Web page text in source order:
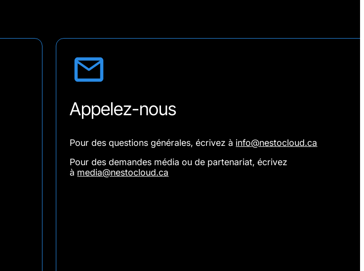
Appelez-nous
Pour des questions générales, écrivez à info@nestocloud.ca
Pour des demandes média ou de partenariat, écrivez
à media@nestocloud.ca